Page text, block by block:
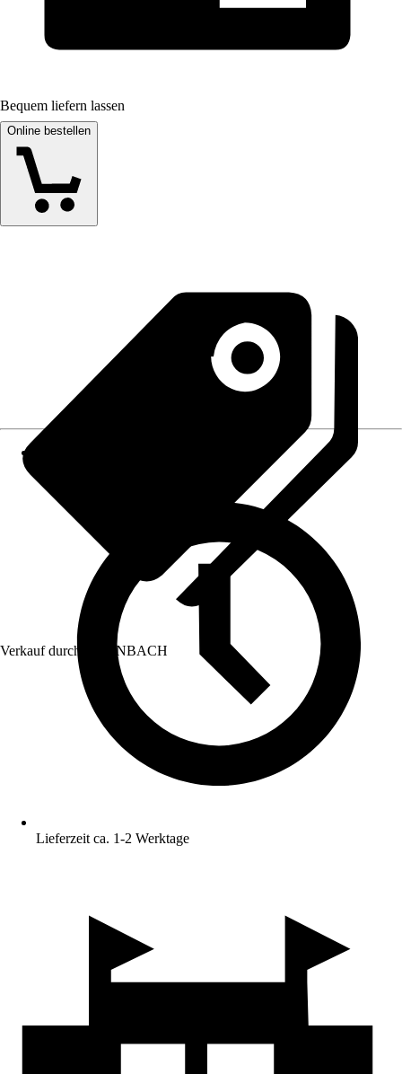
Bequem liefern lassen
Online bestellen
Verkauf durch: HORNBACH
Lieferzeit ca. 1-2 Werktage